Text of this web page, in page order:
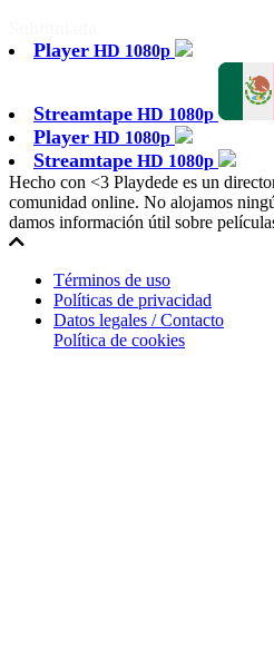
Player HD 1080p
Streamtape HD 1080p
Player HD 1080p
Streamtape HD 1080p
Hecho con <3 Playdede es un
comunidad online. No alojamos
damos información útil sobre
Términos de uso
Políticas de privacidad
Datos legales / Contacto
Política de cookies